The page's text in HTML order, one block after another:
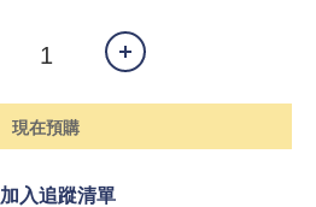
現在預購
加入追蹤清單